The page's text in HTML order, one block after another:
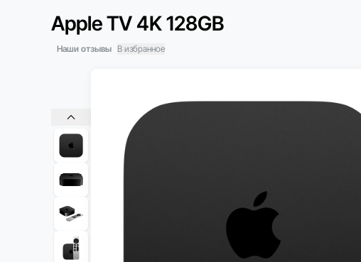
Apple TV 4K 128GB
Наши отзывы В избранное